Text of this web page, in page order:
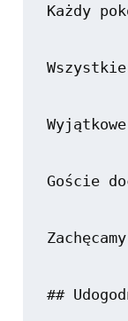
Każdy
Goście
##